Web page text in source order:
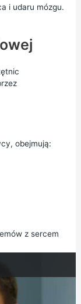
i udaru mózgu.
obejmują:
z sercem